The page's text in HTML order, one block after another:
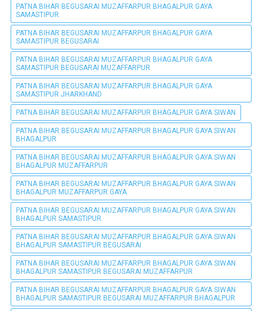
PATNA BIHAR BEGUSARAI MUZAFFARPUR BHAGALPUR GAYA
SAMASTIPUR
PATNA BIHAR BEGUSARAI MUZAFFARPUR BHAGALPUR GAYA
SAMASTIPUR BEGUSARAI
PATNA BIHAR BEGUSARAI MUZAFFARPUR BHAGALPUR GAYA
SAMASTIPUR BEGUSARAI MUZAFFARPUR
PATNA BIHAR BEGUSARAI MUZAFFARPUR BHAGALPUR GAYA
SAMASTIPUR JHARKHAND
PATNA BIHAR BEGUSARAI MUZAFFARPUR BHAGALPUR GAYA SIWAN
PATNA BIHAR BEGUSARAI MUZAFFARPUR BHAGALPUR GAYA SIWAN
BHAGALPUR
PATNA BIHAR BEGUSARAI MUZAFFARPUR BHAGALPUR GAYA SIWAN
BHAGALPUR MUZAFFARPUR
PATNA BIHAR BEGUSARAI MUZAFFARPUR BHAGALPUR GAYA SIWAN
BHAGALPUR MUZAFFARPUR GAYA
PATNA BIHAR BEGUSARAI MUZAFFARPUR BHAGALPUR GAYA SIWAN
BHAGALPUR SAMASTIPUR
PATNA BIHAR BEGUSARAI MUZAFFARPUR BHAGALPUR GAYA SIWAN
BHAGALPUR SAMASTIPUR BEGUSARAI
PATNA BIHAR BEGUSARAI MUZAFFARPUR BHAGALPUR GAYA SIWAN
BHAGALPUR SAMASTIPUR BEGUSARAI MUZAFFARPUR
PATNA BIHAR BEGUSARAI MUZAFFARPUR BHAGALPUR GAYA SIWAN
BHAGALPUR SAMASTIPUR BEGUSARAI MUZAFFARPUR BHAGALPUR